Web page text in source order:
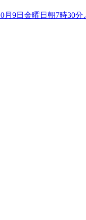
9日金曜日朝7時30